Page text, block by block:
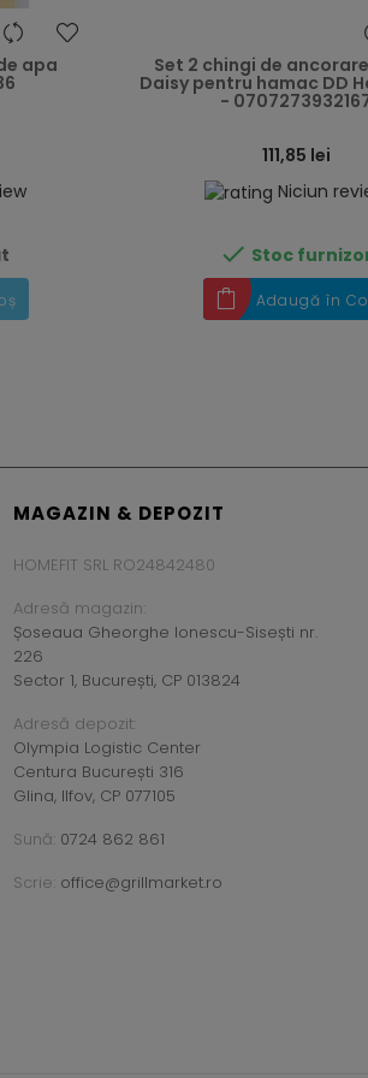
heart
apa Set 2 chingi de
Daisy pentru hamac DD
-
111,85 lei
Niciun
 Stoc
Adaugă în
MAGAZIN & DEPOZIT
HOMEFIT SRL RO24842480
Adresă magazin:
Șoseaua Gheorghe Ionescu-Sisești nr.
226
Sector 1, București, CP 013824
Adresă depozit:
Olympia Logistic Center
Centura București 316
Glina, Ilfov, CP 077105
Sună: 0724 862 861
Scrie: office@grillmarket.ro